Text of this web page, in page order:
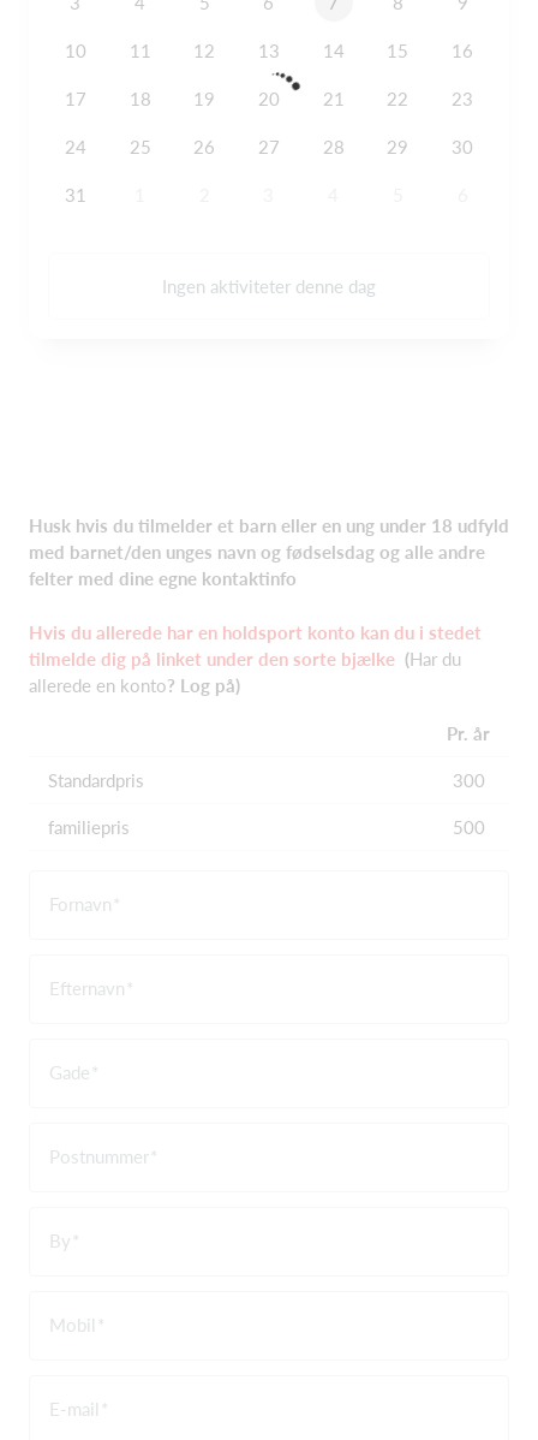
10 11 12 13 14 15 16
17 18 19 20 21 22 23
24 25 26 27 28 29 30
31
Ingen aktiviteter denne dag
Husk hvis du tilmelder et barn eller en ung under 18 udfyld
med barnet/den unges navn og fødselsdag og alle andre
felter med dine egne kontaktinfo
Hvis du allerede har en holdsport konto kan du i stedet
tilmelde dig på linket under den sorte bjælke (Har du
allerede en konto? Log på)
Pr. år
Standardpris 300
familiepris 500
Fornavn
Efternavn
Gade
Postnummer
By
Mobil
E-mail